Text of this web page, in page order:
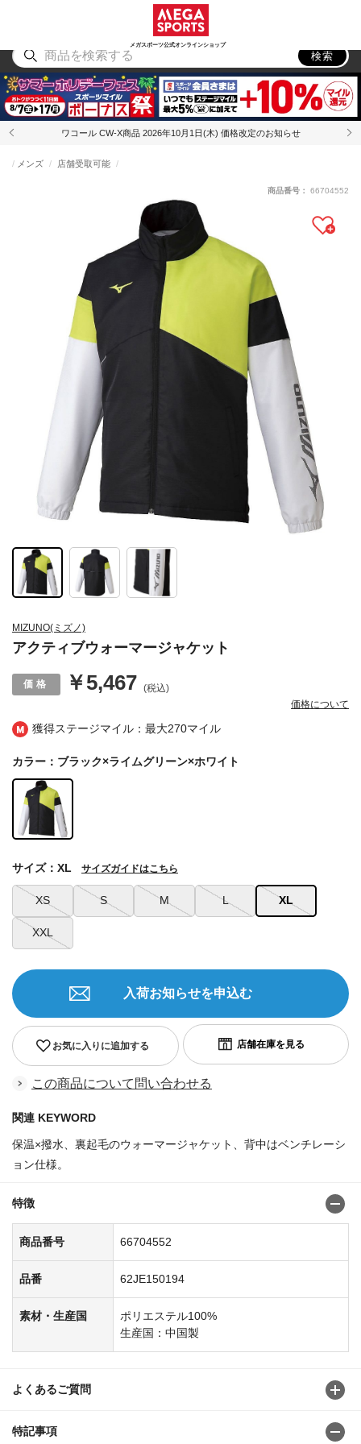
メガスポーツ公式オンラインショップ
アウトドア
検索
ワコール CW-X商品 2026年10月1日(木) 価格改定のお知らせ
獲得ステージマイル：最大270マイル
MIZUNO(ミズノ)
アクティブウォーマージャケット
メンズ 店舗受取可能
￥5,467 (税込)
価格について
商品番号： 66704552
カラー：ブラック×ライムグリーン×ホワイト
XS S M L XL
XXL
サイズ：XL サイズガイドはこちら
お気に入りに追加する
入荷お知らせを申込む
この商品について問い合わせる
関連 KEYWORD
保温×撥水、裏起毛のウォーマージャケット、背中はベンチレーシ
ョン仕様。
特徴
商品番号 66704552
品番 62JE150194
素材・生産国
ポリエステル100%
生産国：中国製
よくあるご質問
特記事項